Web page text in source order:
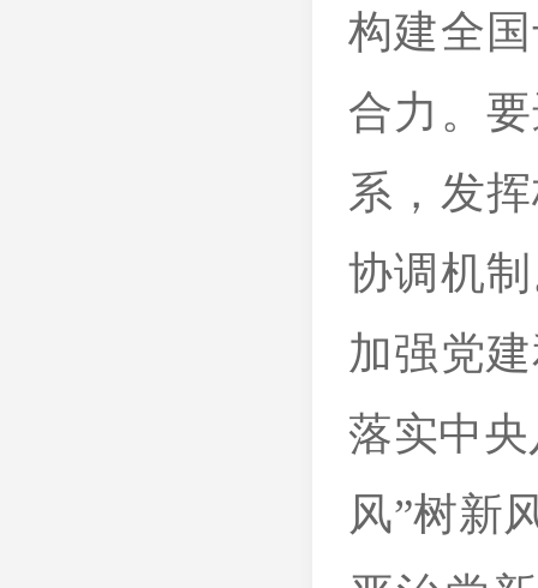
构建全
合力。
系，发
协调机
加强党
落实中
风”树新